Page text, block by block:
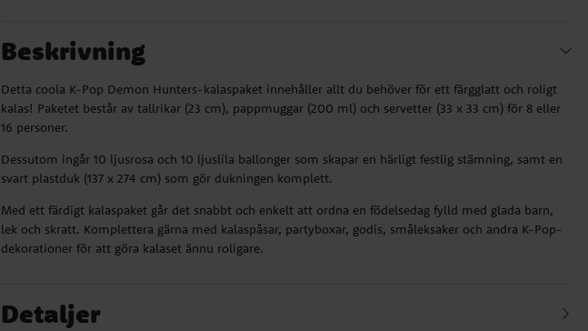
Beskrivning
Detta coola K-Pop Demon Hunters-kalaspaket innehåller allt du behöver för ett färgglatt och roligt
kalas! Paketet består av tallrikar (23 cm), pappmuggar (200 ml) och servetter (33 x 33 cm) för 8 eller
16 personer.
Dessutom ingår 10 ljusrosa och 10 ljuslila ballonger som skapar en härligt festlig stämning, samt en
svart plastduk (137 x 274 cm) som gör dukningen komplett.
Med ett färdigt kalaspaket går det snabbt och enkelt att ordna en födelsedag fylld med glada barn,
lek och skratt. Komplettera gärna med kalaspåsar, partyboxar, godis, småleksaker och andra K-Pop-
dekorationer för att göra kalaset ännu roligare.
Detaljer